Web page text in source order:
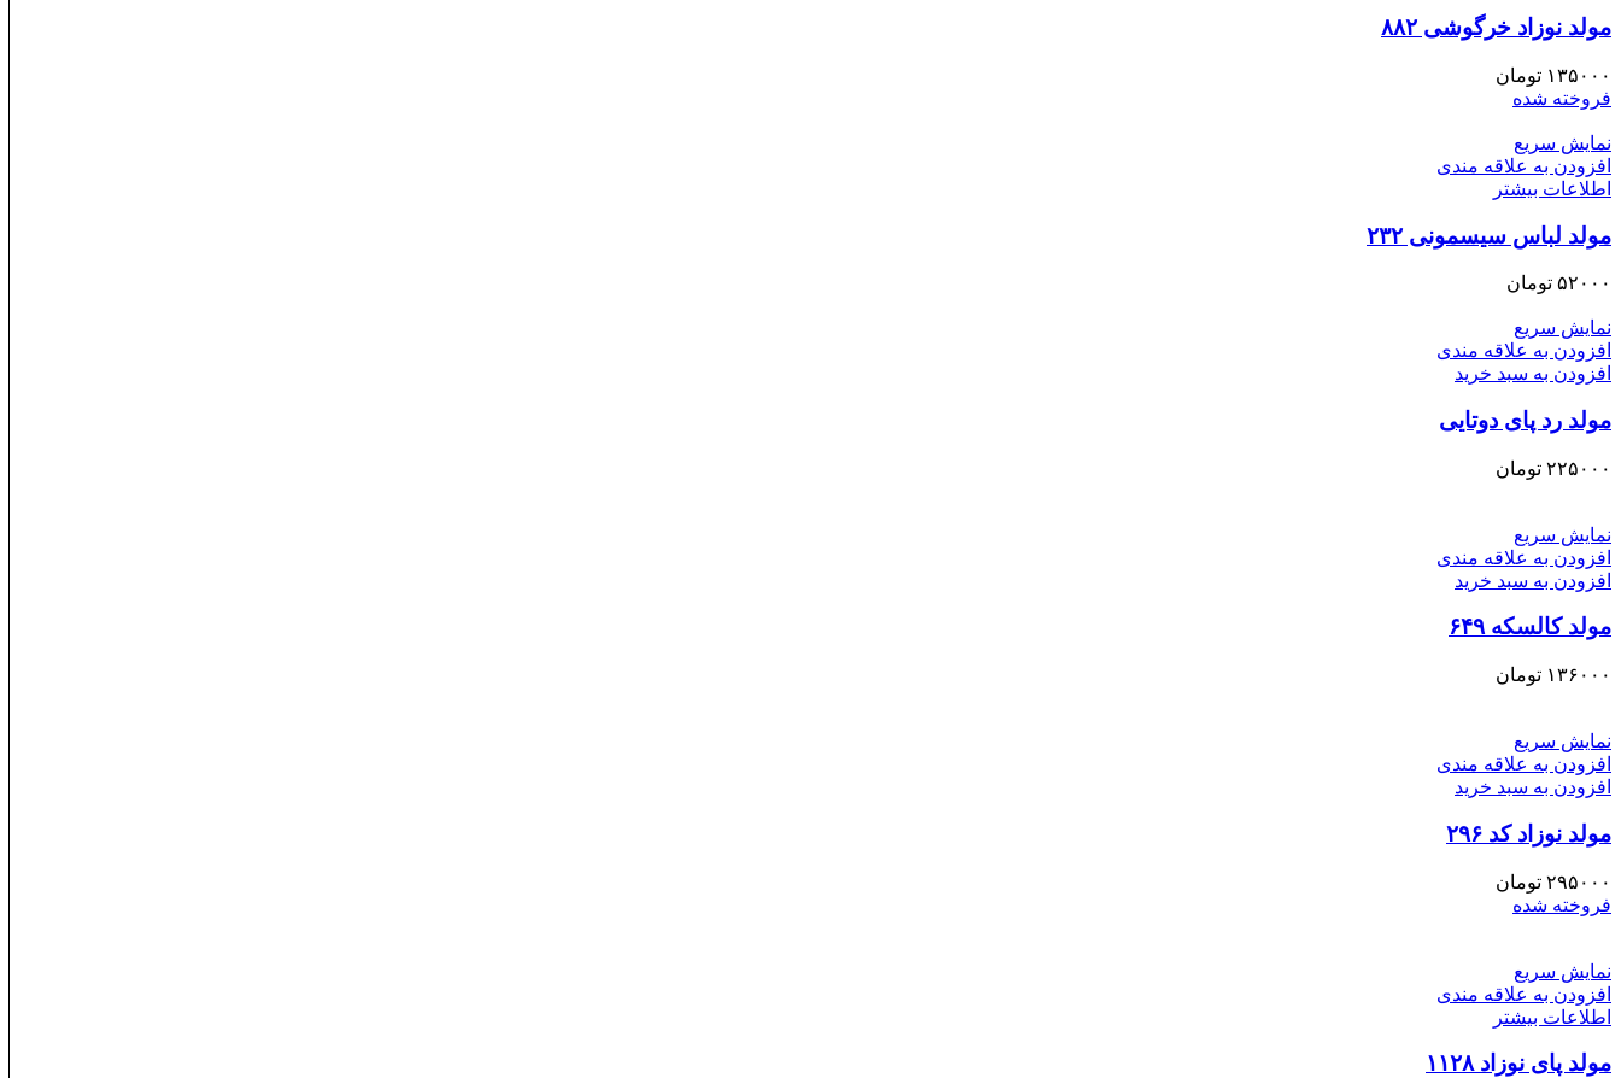
مولد نوزاد خرگوشی ۸۸۲
۱۳۵۰۰۰ تومان
فروخته شده
نمایش سریع
افزودن به علاقه مندی
اطلاعات بیشتر
مولد لباس سیسمونی ۲۳۲
۵۲۰۰۰ تومان
نمایش سریع
افزودن به علاقه مندی
افزودن به سبد خرید
مولد رد پای دوتایی
۲۲۵۰۰۰ تومان
نمایش سریع
افزودن به علاقه مندی
افزودن به سبد خرید
مولد کالسکه ۶۴۹
۱۳۶۰۰۰ تومان
نمایش سریع
افزودن به علاقه مندی
افزودن به سبد خرید
مولد نوزاد کد ۲۹۶
۲۹۵۰۰۰ تومان
فروخته شده
نمایش سریع
افزودن به علاقه مندی
اطلاعات بیشتر
مولد پای نوزاد ۱۱۲۸